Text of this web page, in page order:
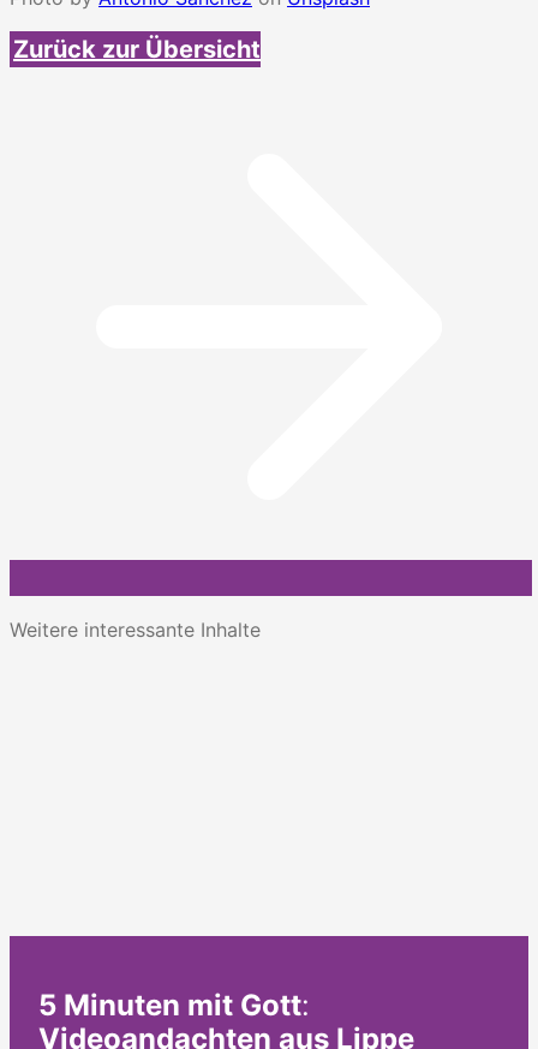
Zurück zur Übersicht
Weitere interessante Inhalte
5 Minuten mit Gott:
Videoandachten aus Lippe